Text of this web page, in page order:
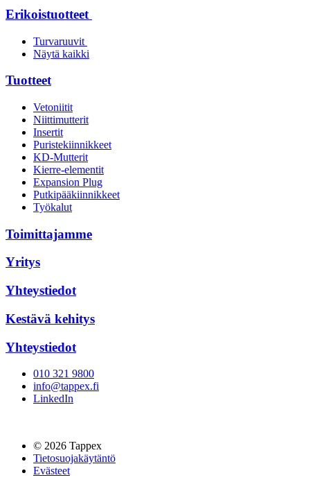
Erikoistuotteet
Turvaruuvit
Näytä kaikki
Tuotteet
Vetoniitit
Niittimutterit
Insertit
Puristekiinnikkeet
KD-Mutterit
Kierre-elementit
Expansion Plug
Putkipääkiinnikkeet
Työkalut
Toimittajamme
Yritys
Yhteystiedot
Kestävä kehitys
Yhteystiedot
010 321 9800
info@tappex.fi
LinkedIn
© 2026 Tappex
Tietosuojakäytäntö
Evästeet